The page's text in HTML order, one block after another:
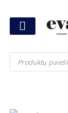
prie
turinio
Products
search